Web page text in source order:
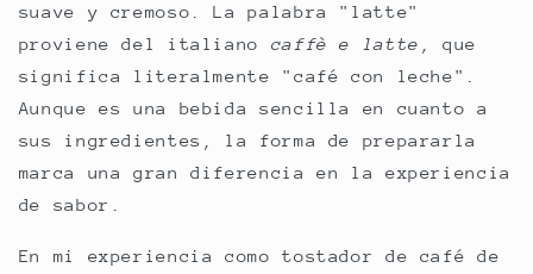
suave y cremoso. La palabra "latte"
proviene del italiano caffè e latte
, que
significa literalmente "café con leche".
Aunque es una bebida sencilla en cuanto a
sus ingredientes, la forma de prepararla
marca una gran diferencia en la experiencia
de sabor.
En mi experiencia como tostador de café de